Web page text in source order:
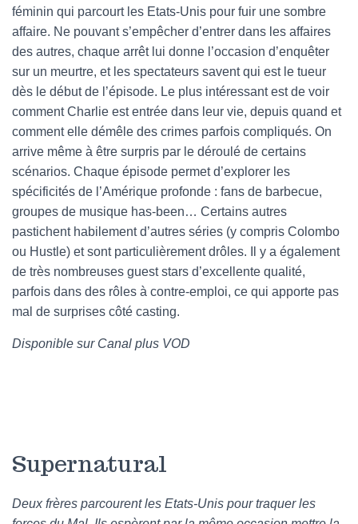
féminin qui parcourt les Etats-Unis pour fuir une sombre
affaire. Ne pouvant s’empêcher d’entrer dans les affaires
des autres, chaque arrêt lui donne l’occasion d’enquêter
sur un meurtre, et les spectateurs savent qui est le tueur
dès le début de l’épisode. Le plus intéressant est de voir
comment Charlie est entrée dans leur vie, depuis quand et
comment elle démêle des crimes parfois compliqués. On
arrive même à être surpris par le déroulé de certains
scénarios. Chaque épisode permet d’explorer les
spécificités de l’Amérique profonde : fans de barbecue,
groupes de musique has-been… Certains autres
pastichent habilement d’autres séries (y compris Colombo
ou Hustle) et sont particulièrement drôles. Il y a également
de très nombreuses guest stars d’excellente qualité,
parfois dans des rôles à contre-emploi, ce qui apporte pas
mal de surprises côté casting.
Disponible sur Canal plus VOD
Supernatural
Deux frères parcourent les Etats-Unis pour traquer les